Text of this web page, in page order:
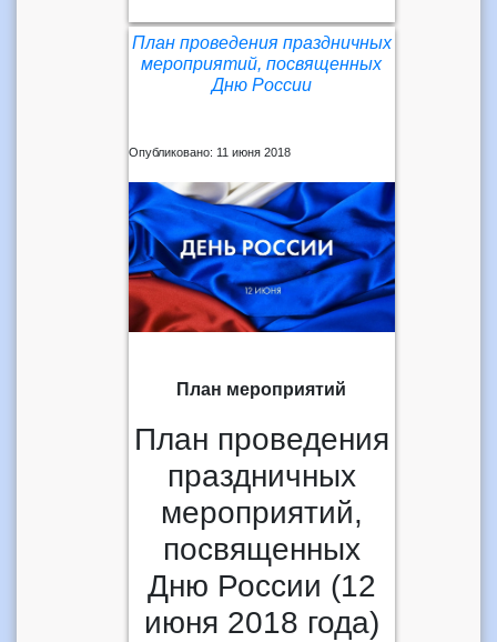
План проведения праздничных
мероприятий, посвященных
Дню России
Опубликовано: 11 июня 2018
План мероприятий
План проведения
праздничных
мероприятий,
посвященных
Дню России (12
июня 2018 года)